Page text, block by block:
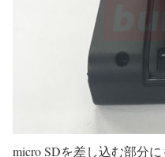
micro SDを差し込む部分